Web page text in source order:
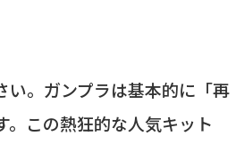
い。ガンプラは基本的に「再
。この熱狂的な人気キット